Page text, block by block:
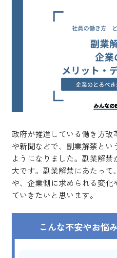
政府が推進している働き方改
や新聞などで、副業解禁とい
ようになりました。副業解
大です。副業解禁にあたっ
や、企業側に求められる変化
ていきたいと思います。
こんな不安やお悩